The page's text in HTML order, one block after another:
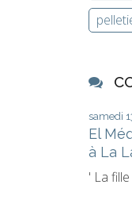
samedi
El
à La
' La